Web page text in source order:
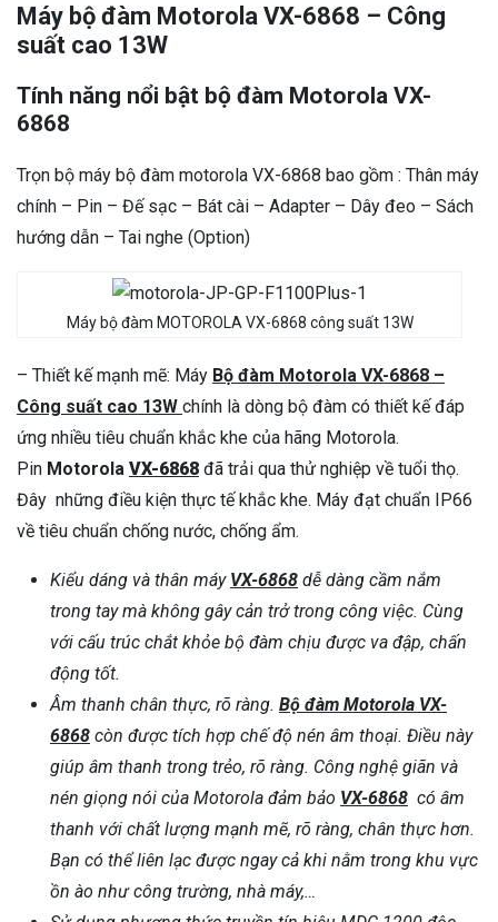
Máy bộ đàm Motorola VX-6868 – Công
suất cao 13W
Tính năng nổi bật bộ đàm Motorola VX-
6868
Trọn bộ máy bộ đàm motorola VX-6868 bao gồm : Thân máy
chính – Pin – Đế sạc – Bát cài – Adapter – Dây đeo – Sách
hướng dẫn – Tai nghe (Option)
Máy bộ đàm MOTOROLA VX-6868 công suất 13W
– Thiết kế mạnh mẽ: Máy Bộ đàm Motorola VX-6868 –
Công suất cao 13W chính là dòng bộ đàm có thiết kế đáp
ứng nhiều tiêu chuẩn khắc khe của hãng Motorola.
Pin Motorola VX-6868 đã trải qua thử nghiệp về tuổi thọ.
Đây những điều kiện thực tế khắc khe. Máy đạt chuẩn IP66
về tiêu chuẩn chống nước, chống ẩm.
Kiểu dáng và thân máy VX-6868 dễ dàng cầm nắm
trong tay mà không gây cản trở trong công việc. Cùng
với cấu trúc chắt khỏe bộ đàm chịu được va đập, chấn
động tốt.
Âm thanh chân thực, rõ ràng. Bộ đàm Motorola VX-
6868 còn được tích hợp chế độ nén âm thoại. Điều này
giúp âm thanh trong trẻo, rõ ràng. Công nghệ giãn và
nén giọng nói của Motorola đảm bảo VX-6868 có âm
thanh với chất lượng mạnh mẽ, rõ ràng, chân thực hơn.
Bạn có thể liên lạc được ngay cả khi nằm trong khu vực
ồn ào như công trường, nhà máy,…